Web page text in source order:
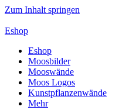
Zum Inhalt springen
Eshop
Eshop
Moosbilder
Mooswände
Moos Logos
Kunstpflanzenwände
Mehr